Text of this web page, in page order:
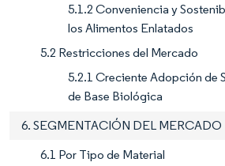
5.1.2 Conveniencia y
los Alimentos Enlatados
5.2 Restricciones del Mercado
5.2.1 Creciente Adopción de
de Base Biológica
6. SEGMENTACIÓN DEL MERCADO
6.1 Por Tipo de Material